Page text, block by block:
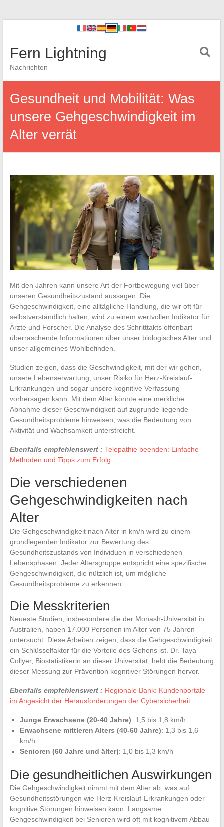
Fern Lightning
Nachrichten
Gesundheit und Mobilität: Was
unsere Gehgeschwindigkeit im
Alter verrät
Mit den Jahren kann unsere Art der Fortbewegung viel über
unseren Gesundheitszustand aussagen. Die
Gehgeschwindigkeit, eine alltägliche Handlung, die wir oft für
selbstverständlich halten, wird zu einem wertvollen Indikator für
Ärzte und Forscher. Die Analyse des Schritttakts offenbart
überraschende Informationen über unser biologisches Alter und
unser allgemeines Wohlbefinden.
Studien zeigen, dass die Geschwindigkeit, mit der wir gehen,
unsere Lebenserwartung, unser Risiko für Herz-Kreislauf-
Erkrankungen und sogar unsere kognitive Verfassung
vorhersagen kann. Mit dem Alter könnte eine merkliche
Abnahme dieser Geschwindigkeit auf zugrunde liegende
Gesundheitsprobleme hinweisen, was die Bedeutung von
Aktivität und Wachsamkeit unterstreicht.
Ebenfalls empfehlenswert : Telepathie beenden: Einfache
Methoden und Tipps zum Erfolg
Die verschiedenen
Gehgeschwindigkeiten nach
Alter
Die Gehgeschwindigkeit nach Alter in km/h wird zu einem
grundlegenden Indikator zur Bewertung des
Gesundheitszustands von Individuen in verschiedenen
Lebensphasen. Jeder Altersgruppe entspricht eine spezifische
Gehgeschwindigkeit, die nützlich ist, um mögliche
Gesundheitsprobleme zu erkennen.
Die Messkriterien
Neueste Studien, insbesondere die der Monash-Universität in
Australien, haben 17.000 Personen im Alter von 75 Jahren
untersucht. Diese Arbeiten zeigen, dass die Gehgeschwindigkeit
ein Schlüsselfaktor für die Vorteile des Gehens ist. Dr. Taya
Collyer, Biostatistikerin an dieser Universität, hebt die Bedeutung
dieser Messung zur Prävention kognitiver Störungen hervor.
Ebenfalls empfehlenswert : Regionale Bank: Kundenportale
im Angesicht der Herausforderungen der Cybersicherheit
Junge Erwachsene (20-40 Jahre): 1,5 bis 1,8 km/h
Erwachsene mittleren Alters (40-60 Jahre): 1,3 bis 1,6
km/h
Senioren (60 Jahre und älter): 1,0 bis 1,3 km/h
Die gesundheitlichen Auswirkungen
Die Gehgeschwindigkeit nimmt mit dem Alter ab, was auf
Gesundheitsstörungen wie Herz-Kreislauf-Erkrankungen oder
kognitive Störungen hinweisen kann. Langsame
Gehgeschwindigkeit bei Senioren wird oft mit kognitivem Abbau